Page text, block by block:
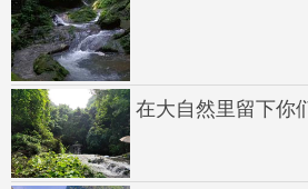
在大自然里留下你